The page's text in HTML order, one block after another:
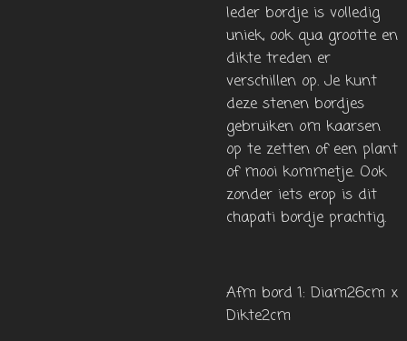
Ieder bordje is volledig
uniek, ook qua grootte en
dikte treden er
verschillen op. Je kunt
deze stenen bordjes
gebruiken om kaarsen
op te zetten of een plant
of mooi kommetje. Ook
zonder iets erop is dit
chapati bordje prachtig.
Afm bord 1: Diam26cm x
Dikte2cm